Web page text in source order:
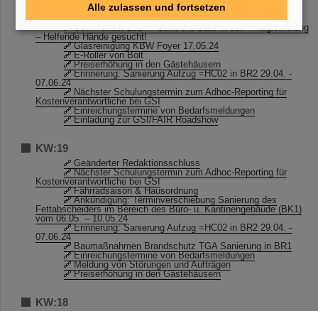
Hadronenphysiker
Förderaufruf: Hi-Acts Use Case Initiatives 2025
Sommerfest 2024 – Save the Date 4. Juli – Registrierung
– Helfende Hände gesucht!
Glasreinigung KBW Foyer 17.05.24
E-Roller von Bolt
Preiserhöhung in den Gästehäusern
Erinnerung: Sanierung Aufzug =HC02 in BR2 29.04. -
07.06.24
Nächster Schulungstermin zum Adhoc-Reporting für
Kostenverantwortliche bei GSI
Einreichungstermine von Bedarfsmeldungen
Einladung zur GSI/FAIR Roadshow
KW:19
Geänderter Redaktionsschluss
Nächster Schulungstermin zum Adhoc-Reporting für
Kostenverantwortliche bei GSI
Fahrradsaison & Hausordnung
Ankündigung: Terminverschiebung Sanierung des
Fettabscheiders im Bereich des Büro- u. Kantinengebäude (BK1)
vom 06.05. – 10.05.24
Erinnerung: Sanierung Aufzug =HC02 in BR2 29.04. -
07.06.24
Baumaßnahmen Brandschutz TGA Sanierung in BR1
Einreichungstermine von Bedarfsmeldungen
Meldung von Störungen und Aufträgen
Preiserhöhung in den Gästehäusern
KW:18
Alle zulassen und fortsetzen